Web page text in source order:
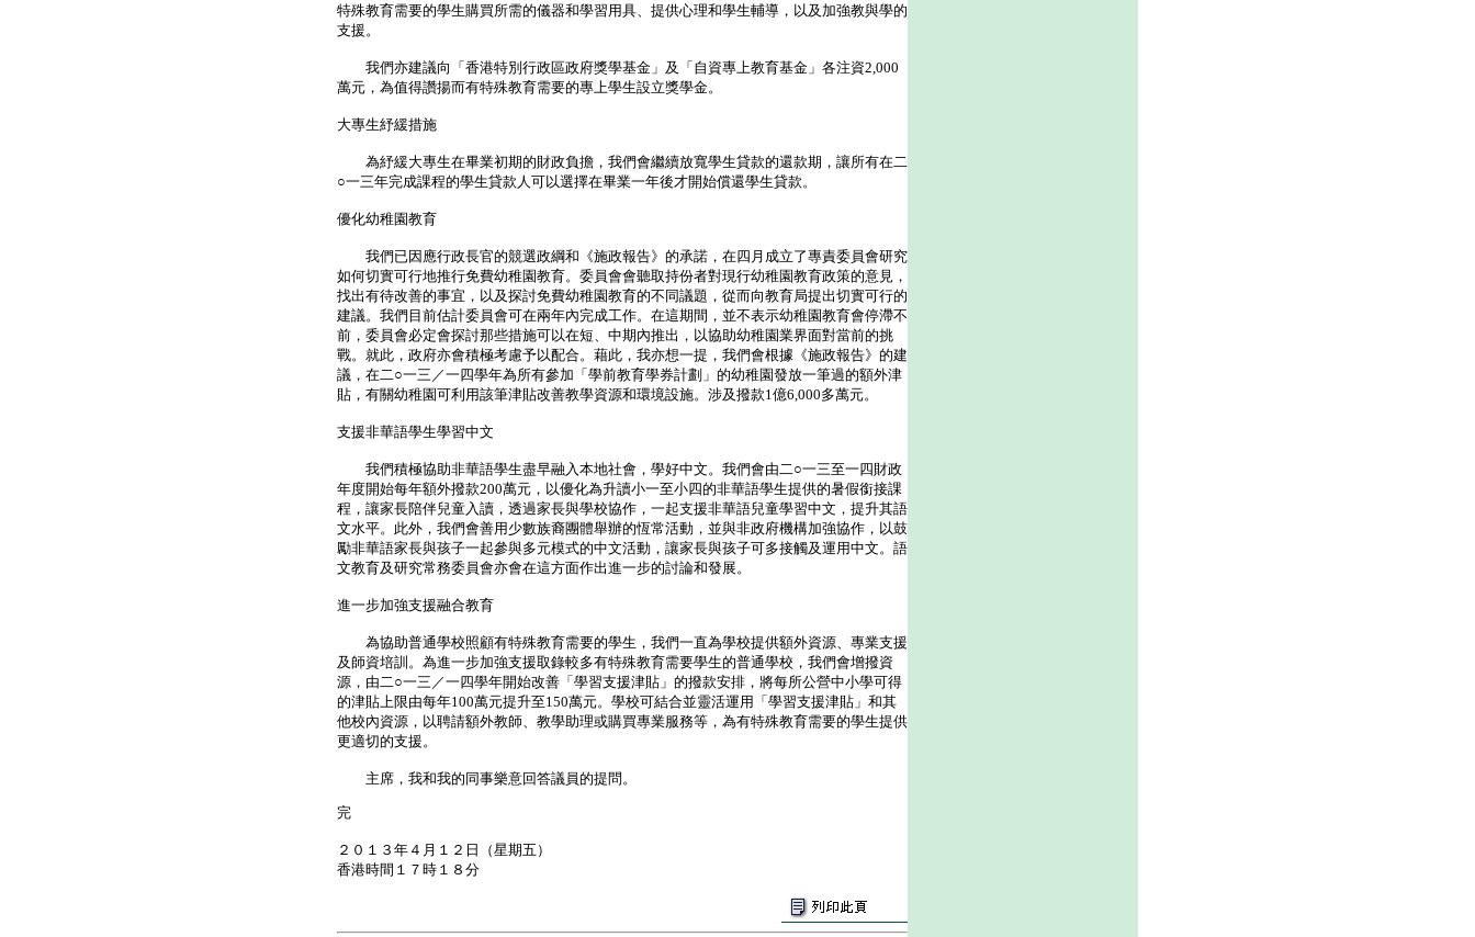
特殊教育需要的學生購買所需的儀器和學習用具、提供心理和學生輔導，以及加強教與學的
支援。
我們亦建議向「香港特別行政區政府獎學基金」及「自資專上教育基金」各注資2,000
萬元，為值得讚揚而有特殊教育需要的專上學生設立獎學金。
大專生紓緩措施
為紓緩大專生在畢業初期的財政負擔，我們會繼續放寬學生貸款的還款期，讓所有在二
○一三年完成課程的學生貸款人可以選擇在畢業一年後才開始償還學生貸款。
優化幼稚園教育
我們已因應行政長官的競選政綱和《施政報告》的承諾，在四月成立了專責委員會研究
如何切實可行地推行免費幼稚園教育。委員會會聽取持份者對現行幼稚園教育政策的意見，
找出有待改善的事宜，以及探討免費幼稚園教育的不同議題，從而向教育局提出切實可行的
建議。我們目前估計委員會可在兩年內完成工作。在這期間，並不表示幼稚園教育會停滯不
前，委員會必定會探討那些措施可以在短、中期內推出，以協助幼稚園業界面對當前的挑
戰。就此，政府亦會積極考慮予以配合。藉此，我亦想一提，我們會根據《施政報告》的建
議，在二○一三／一四學年為所有參加「學前教育學券計劃」的幼稚園發放一筆過的額外津
貼，有關幼稚園可利用該筆津貼改善教學資源和環境設施。涉及撥款1億6,000多萬元。
支援非華語學生學習中文
我們積極協助非華語學生盡早融入本地社會，學好中文。我們會由二○一三至一四財政
年度開始每年額外撥款200萬元，以優化為升讀小一至小四的非華語學生提供的暑假銜接課
程，讓家長陪伴兒童入讀，透過家長與學校協作，一起支援非華語兒童學習中文，提升其語
文水平。此外，我們會善用少數族裔團體舉辦的恆常活動，並與非政府機構加強協作，以鼓
勵非華語家長與孩子一起參與多元模式的中文活動，讓家長與孩子可多接觸及運用中文。語
文教育及研究常務委員會亦會在這方面作出進一步的討論和發展。
進一步加強支援融合教育
為協助普通學校照顧有特殊教育需要的學生，我們一直為學校提供額外資源、專業支援
及師資培訓。為進一步加強支援取錄較多有特殊教育需要學生的普通學校，我們會增撥資
源，由二○一三／一四學年開始改善「學習支援津貼」的撥款安排，將每所公營中小學可得
的津貼上限由每年100萬元提升至150萬元。學校可結合並靈活運用「學習支援津貼」和其
他校內資源，以聘請額外教師、教學助理或購買專業服務等，為有特殊教育需要的學生提供
更適切的支援。
主席，我和我的同事樂意回答議員的提問。
完
２０１３年４月１２日（星期五）
香港時間１７時１８分